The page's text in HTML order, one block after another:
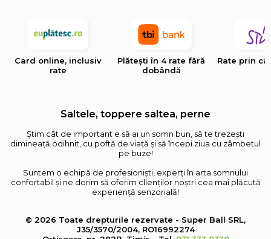
Card online, inclusiv
rate
Plătești în 4 rate fără
dobândă
Rate prin
Saltele, toppere saltea, perne
Știm cât de important e să ai un somn bun, să te trezești
dimineață odihnit, cu poftă de viață și să începi ziua cu zâmbetul
pe buze!
Suntem o echipă de profesioniști, experți în arta somnului
confortabil și ne dorim să oferim clienților noștri cea mai plăcută
experiență senzorială!
© 2026 Toate drepturile rezervate - Super Ball SRL,
J35/3570/2004, RO16992274